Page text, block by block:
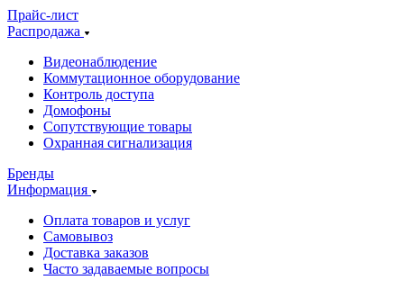
Прайс-лист
Распродажа
Видеонаблюдение
Коммутационное оборудование
Контроль доступа
Домофоны
Сопутствующие товары
Охранная сигнализация
Бренды
Информация
Оплата товаров и услуг
Самовывоз
Доставка заказов
Часто задаваемые вопросы